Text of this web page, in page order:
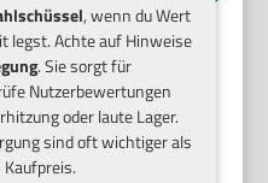
, wenn du Wert
legst. Achte auf Hinweise
. Sie sorgt für
Nutzerbewertungen
oder laute Lager.
sind oft wichtiger als